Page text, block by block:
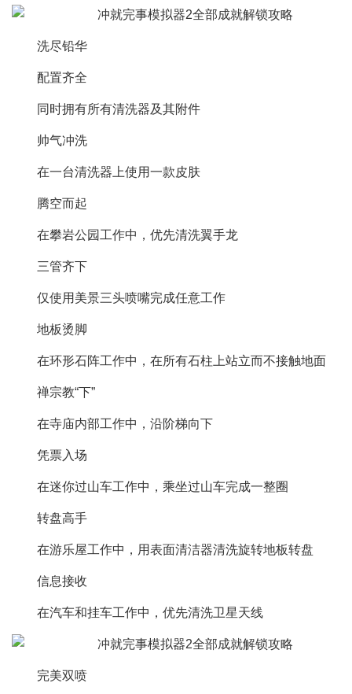
洗尽铅华
配置齐全
同时拥有所有清洗器及其附件
帅气冲洗
在一台清洗器上使用一款皮肤
腾空而起
在攀岩公园工作中，优先清洗翼手龙
三管齐下
仅使用美景三头喷嘴完成任意工作
地板烫脚
在环形石阵工作中，在所有石柱上站立而不接触地面
禅宗教“下”
在寺庙内部工作中，沿阶梯向下
凭票入场
在迷你过山车工作中，乘坐过山车完成一整圈
转盘高手
在游乐屋工作中，用表面清洁器清洗旋转地板转盘
信息接收
在汽车和挂车工作中，优先清洗卫星天线
完美双喷